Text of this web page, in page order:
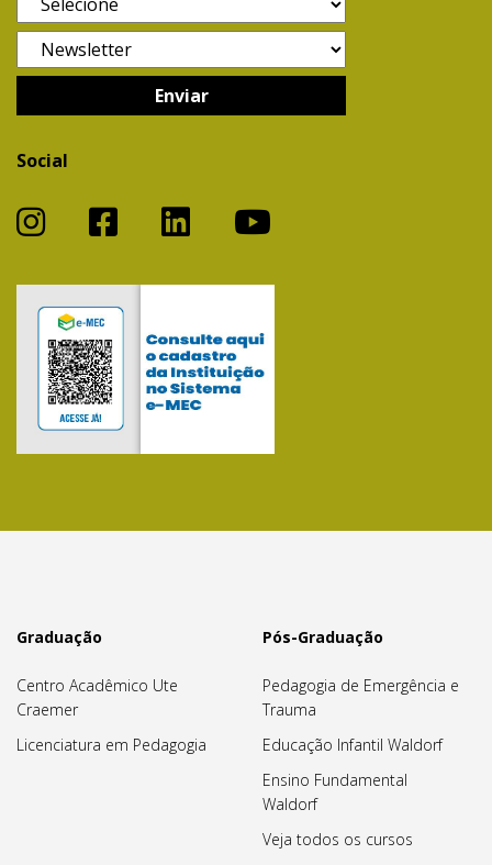
Social
Graduação
Centro Acadêmico Ute
Craemer
Licenciatura em Pedagogia
Pós-Graduação
Pedagogia de Emergência e
Trauma
Educação Infantil Waldorf
Ensino Fundamental
Waldorf
Veja todos os cursos